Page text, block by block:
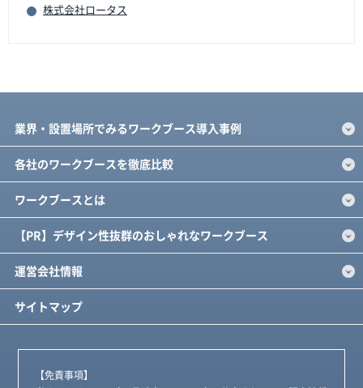
株式会社ロータス
業界・設置場所でみるワークブース導入事例
各社のワークブースを徹底比較
ワークブースとは
【PR】デザイン性抜群のおしゃれなワークブース
運営会社情報
サイトマップ
【免責事項】